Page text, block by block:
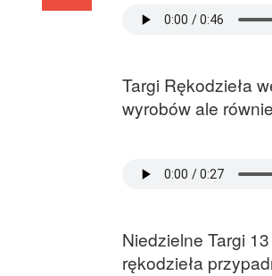
Targi Rękodzieła
wyrobów ale
Niedzielne Targi
rękodzieła